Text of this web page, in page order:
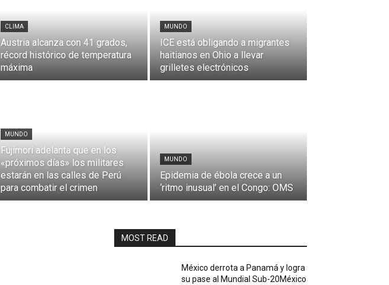
CLIMA
Austria alcanza con 41 grados,
récord histórico de temperatura
máxima
MUNDO
ICE está obligando a migrantes
haitianos en Ohio a llevar
grilletes electrónicos
MUNDO
Fujimori adelanta que en los
«próximos días» los militares
estarán en las calles de Perú
para combatir el crimen
MUNDO
Epidemia de ébola crece a un
‘ritmo inusual’ en el Congo: OMS
MOST READ
México derrota a Panamá y logra
su pase al Mundial Sub-20México